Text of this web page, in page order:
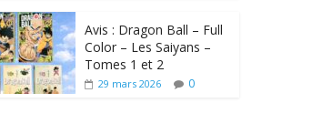
Avis : Dragon Ball – Full
Color – Les Saiyans –
Tomes 1 et 2
29 mars 2026 0